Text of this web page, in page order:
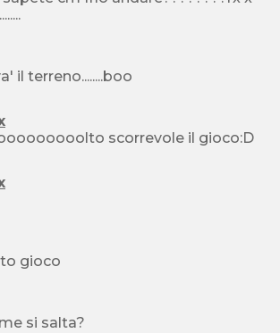
il terreno........boo
scorrevole il gioco:D
gioco
si salta?